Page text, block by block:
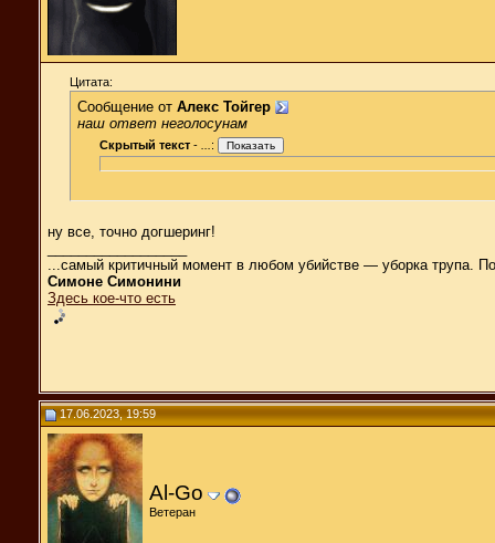
Цитата:
Сообщение от Алекс Тойгер
наш ответ неголосунам
Скрытый текст - :
ну все, точно догшеринг!
...самый критичный момент в любом убийстве — уборка трупа.
Симоне Симонини
Здесь кое-что есть
17.06.2023, 19:59
Al-Go
Ветеран